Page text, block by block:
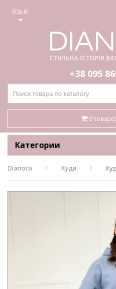
ЯЗЫК
+38 095
0
Категории
Dianora Худи